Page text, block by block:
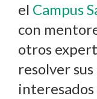
el Campus
con
otros
resolver